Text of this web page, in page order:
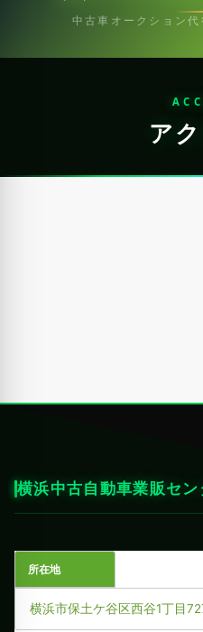
中古車オークション
ア
横浜中古自動車業販セン
所在地
横浜市保土ケ谷区西谷1丁目